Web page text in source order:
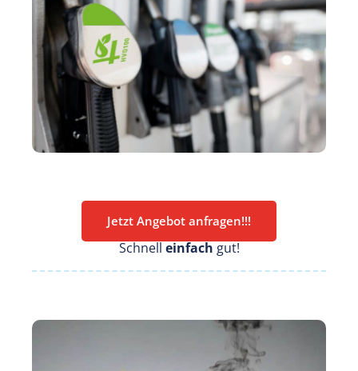
Jetzt Angebot anfragen!!!
Schnell einfach gut!